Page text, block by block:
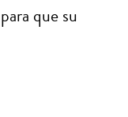
que su